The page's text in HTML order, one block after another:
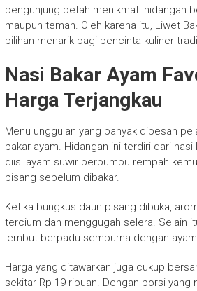
pengunjung betah menikmati hidangan
maupun teman. Oleh karena itu, Liwet
pilihan menarik bagi pencinta kuliner
Nasi Bakar Ayam
Harga Terjangkau
Menu unggulan yang banyak dipesan
bakar ayam. Hidangan ini terdiri dari
diisi ayam suwir berbumbu rempah
pisang sebelum dibakar.
Ketika bungkus daun pisang dibuka,
tercium dan menggugah selera. Selain
lembut berpadu sempurna dengan
Harga yang ditawarkan juga cukup
sekitar Rp 19 ribuan. Dengan porsi yang